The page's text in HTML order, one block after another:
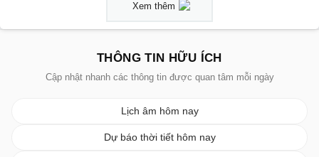
Xem thêm
THÔNG TIN HỮU ÍCH
Cập nhật nhanh các thông tin được quan tâm mỗi ngày
Lịch âm hôm nay
Dự báo thời tiết hôm nay